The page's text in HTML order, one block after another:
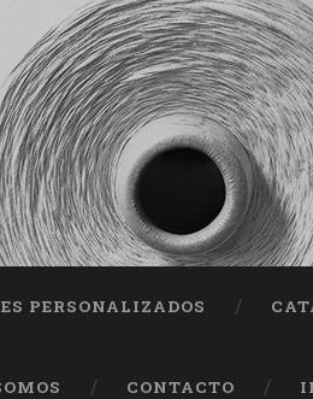
PERSONALIZADOS
CONTACTO